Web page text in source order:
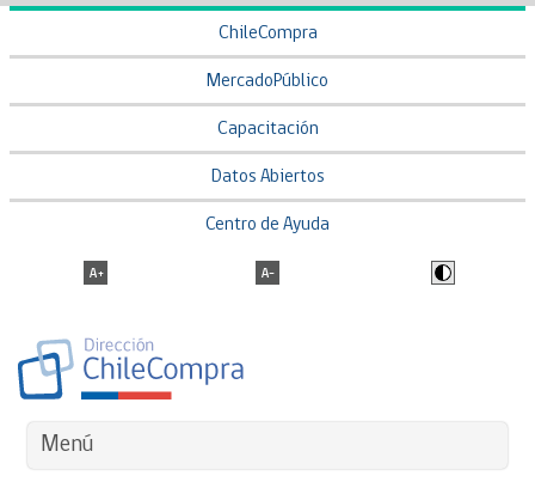
ChileCompra
MercadoPúblico
Capacitación
Datos Abiertos
Centro de Ayuda
Menú